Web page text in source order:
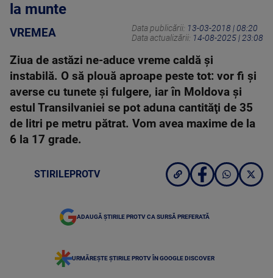
la munte
VREMEA Data publicării: 13-03-2018 | 08:20
Data actualizării: 14-08-2025 | 23:08
Ziua de astăzi ne-aduce vreme caldă şi
instabilă. O să plouă aproape peste tot: vor fi şi
averse cu tunete şi fulgere, iar în Moldova şi
estul Transilvaniei se pot aduna cantităţi de 35
de litri pe metru pătrat. Vom avea maxime de la
6 la 17 grade.
STIRILEPROTV
ADAUGĂ ȘTIRILE PROTV CA SURSĂ PREFERATĂ
URMĂREȘTE ȘTIRILE PROTV ÎN GOOGLE DISCOVER